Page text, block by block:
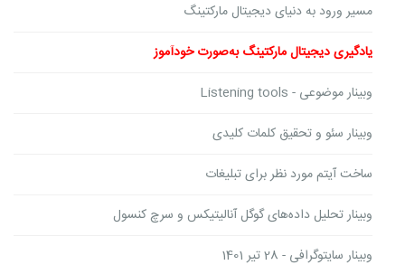
مسیر ورود به دنیای دیجیتال مارکتینگ
یادگیری دیجیتال مارکتینگ به‌صورت خودآموز
وبینار موضوعی - Listening tools
وبینار سئو و تحقیق کلمات کلیدی
ساخت آیتم مورد نظر برای تبلیغات
وبینار تحلیل داده‌های گوگل آنالیتیکس و سرچ کنسول
وبینار سایتوگرافی - 28 تیر 1401